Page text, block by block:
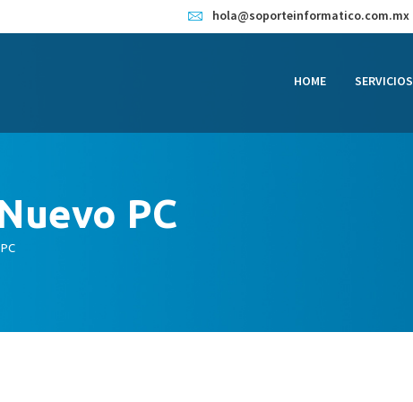
hola@soporteinformatico.com.mx
HOME SERVICIOS
PC
TIENDA